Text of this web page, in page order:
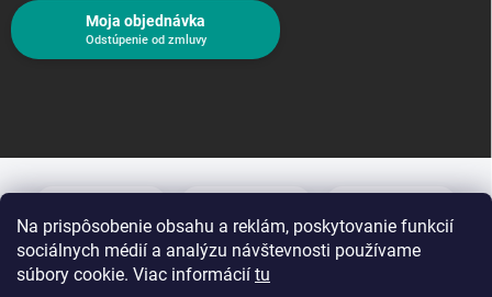
Na prispôsobenie obsahu a reklám, poskytovanie funkcií
sociálnych médií a analýzu návštevnosti používame
súbory cookie. Viac informácií tu
Moja objednávka
Odstúpenie od zmluvy